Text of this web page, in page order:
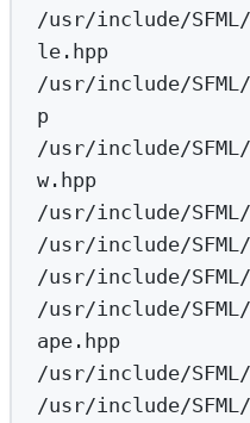
/usr/include/
le.hpp
/usr/include/
p
/usr/include/SFML/
w.hpp
/usr/include/
/usr/include/
/usr/include/
/usr/include/
ape.hpp
/usr/include/
/usr/include/